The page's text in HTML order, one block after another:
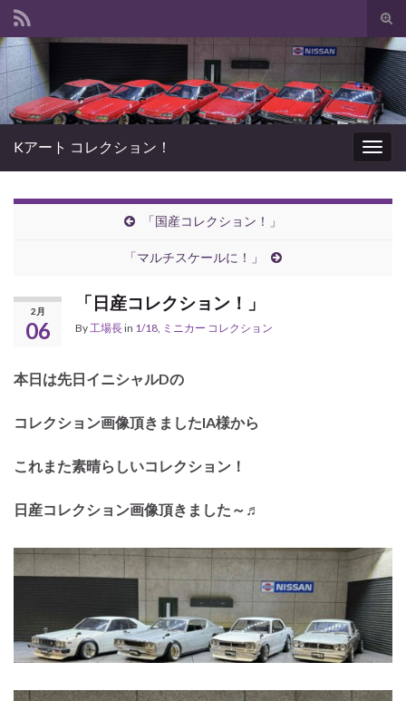
Kアート コレクション！
「国産コレクション！」
「マルチスケールに！」
2月
06
「日産コレクション！」
By 工場長in 1/18 ミニカー コレクション
本日は先日イニシャルDの
コレクション画像頂きましたIA様から
これまた素晴らしいコレクション！
日産コレクション画像頂きました～♬